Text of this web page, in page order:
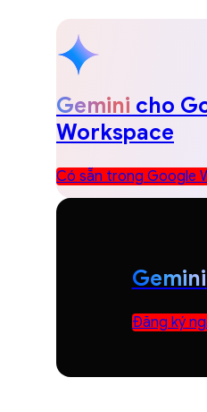
Gemini cho
Workspace
Có sẵn trong Google
Gemini
Đăng ký